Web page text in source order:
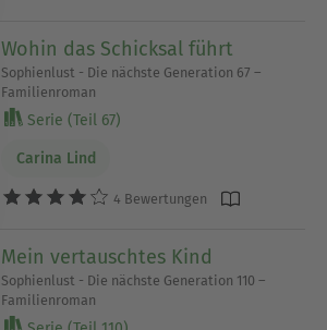
Wohin das Schicksal führt
Sophienlust - Die nächste Generation 67 –
Familienroman
Serie (Teil 67)
Carina Lind
4 Bewertungen
Mein vertauschtes Kind
Sophienlust - Die nächste Generation 110 –
Familienroman